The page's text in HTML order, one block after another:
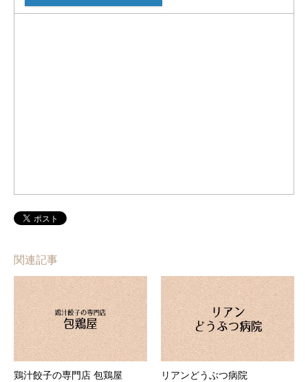
関連記事
鶏汁餃子の専門店 包鶏屋 リアンどうぶつ病院